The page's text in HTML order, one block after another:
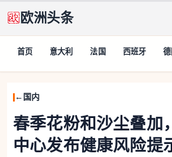
欧洲头条
首页 意大利 法国 西班牙 德
国内
春季花粉和沙尘叠加
中心发布健康风险提